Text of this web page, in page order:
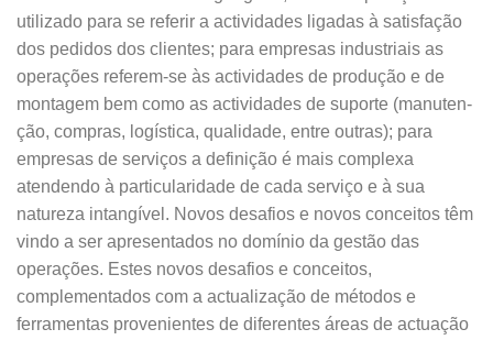
utilizado para se referir a actividades ligadas à satisfação
dos pedidos dos clientes; para empresas industriais as
operações referem-se às actividades de produção e de
montagem bem como as actividades de suporte (manuten­
ção, compras, logística, qualidade, entre outras); para
empresas de serviços a definição é mais complexa
atendendo à particularidade de cada serviço e à sua
natureza intangível. Novos desa­fios e novos conceitos têm
vindo a ser apresen­tados no domínio da gestão das
operações. Estes novos desafios e conceitos,
complementados com a actualização de métodos e
ferramentas prove­nientes de diferentes áreas de actuação